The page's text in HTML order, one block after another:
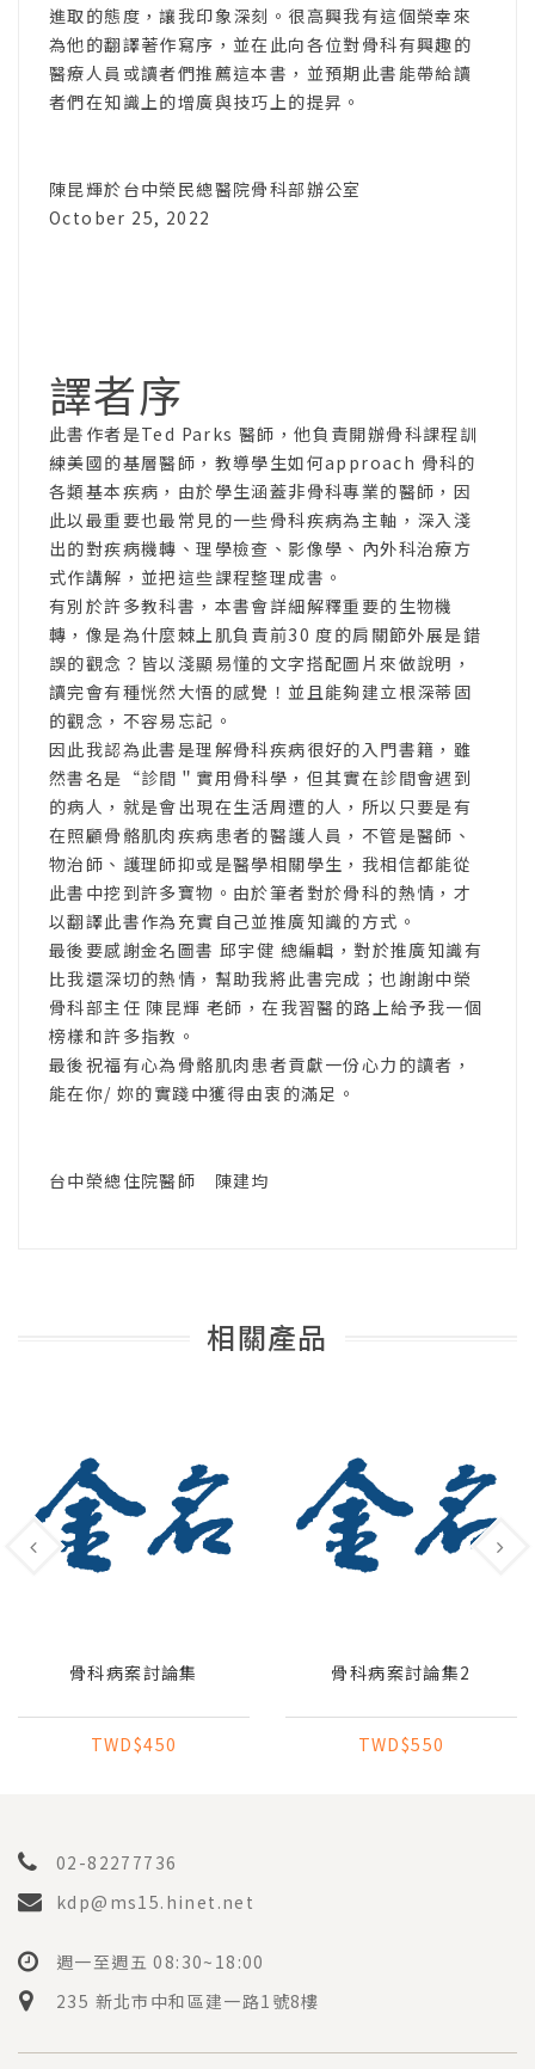
進取的態度，讓我印象深刻。很高興我有這個榮幸來
為他的翻譯著作寫序，並在此向各位對骨科有興趣的
醫療人員或讀者們推薦這本書，並預期此書能帶給讀
者們在知識上的增廣與技巧上的提昇。
陳昆輝於台中榮民總醫院骨科部辦公室
October 25, 2022
譯者序
此書作者是Ted Parks 醫師，他負責開辦骨科課程訓
練美國的基層醫師，教導學生如何approach 骨科的
各類基本疾病，由於學生涵蓋非骨科專業的醫師，因
此以最重要也最常見的一些骨科疾病為主軸，深入淺
出的對疾病機轉、理學檢查、影像學、內外科治療方
式作講解，並把這些課程整理成書。
有別於許多教科書，本書會詳細解釋重要的生物機
轉，像是為什麼棘上肌負責前30 度的肩關節外展是錯
誤的觀念？皆以淺顯易懂的文字搭配圖片來做說明，
讀完會有種恍然大悟的感覺！並且能夠建立根深蒂固
的觀念，不容易忘記。
因此我認為此書是理解骨科疾病很好的入門書籍，雖
然書名是“診間＂實用骨科學，但其實在診間會遇到
的病人，就是會出現在生活周遭的人，所以只要是有
在照顧骨骼肌肉疾病患者的醫護人員，不管是醫師、
物治師、護理師抑或是醫學相關學生，我相信都能從
此書中挖到許多寶物。由於筆者對於骨科的熱情，才
以翻譯此書作為充實自己並推廣知識的方式。
最後要感謝金名圖書 邱宇健 總編輯，對於推廣知識有
比我還深切的熱情，幫助我將此書完成；也謝謝中榮
骨科部主任 陳昆輝 老師，在我習醫的路上給予我一個
榜樣和許多指教。
最後祝福有心為骨骼肌肉患者貢獻一份心力的讀者，
能在你/ 妳的實踐中獲得由衷的滿足。
台中榮總住院醫師 陳建均
相關產品
骨科病案討論集
TWD$450
骨科病案討論集2
TWD$550
02-82277736
kdp@ms15.hinet.net
週一至週五 08:30~18:00
235 新北市中和區建一路1號8樓